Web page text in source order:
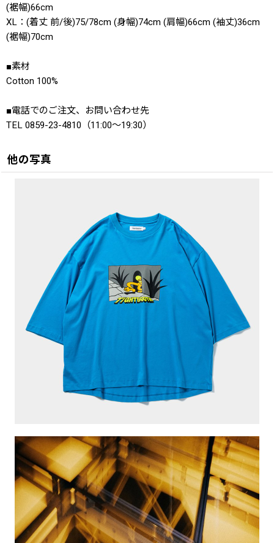
(裾幅)66cm
XL：(着丈 前/後)75/78cm (身幅)74cm (肩幅)66cm (袖丈)36cm
(裾幅)70cm
■素材
Cotton 100%
■電話でのご注文、お問い合わせ先
TEL 0859-23-4810（11:00〜19:30）
他の写真